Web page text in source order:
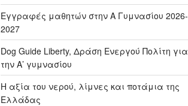
Εγγραφές μαθητών στην Α Γυμνασίου 2026-
2027
Dog Guide Liberty, Δράση Ενεργού Πολίτη για
την Α’ γυμνασίου
H αξία του νερού, λίμνες και ποτάμια της
Ελλάδας